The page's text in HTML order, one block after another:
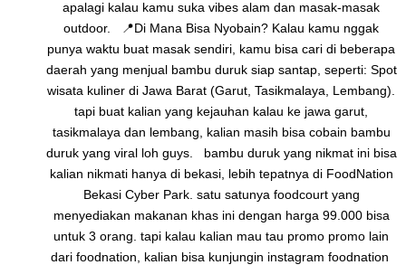
apalagi kalau kamu suka vibes alam dan masak-masak
outdoor. 📍Di Mana Bisa Nyobain? Kalau kamu nggak
punya waktu buat masak sendiri, kamu bisa cari di beberapa
daerah yang menjual bambu duruk siap santap, seperti: Spot
wisata kuliner di Jawa Barat (Garut, Tasikmalaya, Lembang).
tapi buat kalian yang kejauhan kalau ke jawa garut,
tasikmalaya dan lembang, kalian masih bisa cobain bambu
duruk yang viral loh guys. bambu duruk yang nikmat ini bisa
kalian nikmati hanya di bekasi, lebih tepatnya di FoodNation
Bekasi Cyber Park. satu satunya foodcourt yang
menyediakan makanan khas ini dengan harga 99.000 bisa
untuk 3 orang. tapi kalau kalian mau tau promo promo lain
dari foodnation, kalian bisa kunjungin instagram foodnation